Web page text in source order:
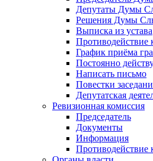
Депутаты Думы
Решения Думы
Выписка из устава
Противодействие
График приёма
Постоянно
Написать письмо
Повестки
Депутатская
Ревизионная комиссия
Председатель
Документы
Информация
Противодействие